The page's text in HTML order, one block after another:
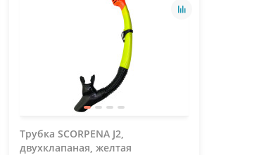
Трубка SCORPENA J2,
двухклапаная, желтая